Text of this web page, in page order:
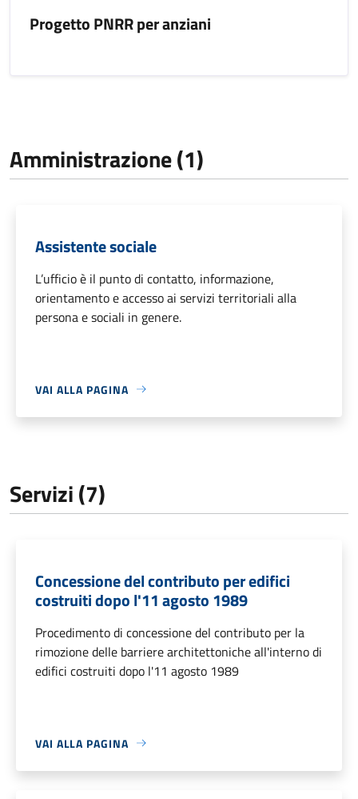
Progetto PNRR per anziani
Amministrazione (1)
Assistente sociale
L’ufficio è il punto di contatto, informazione,
orientamento e accesso ai servizi territoriali alla
persona e sociali in genere.
VAI ALLA PAGINA
Servizi (7)
Concessione del contributo per edifici
costruiti dopo l'11 agosto 1989
Procedimento di concessione del contributo per la
rimozione delle barriere architettoniche all'interno di
edifici costruiti dopo l'11 agosto 1989
VAI ALLA PAGINA